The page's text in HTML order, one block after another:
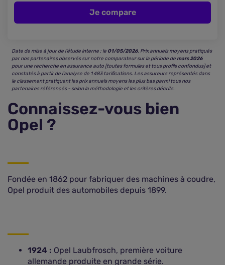
Je compare
Date de mise à jour de l’étude interne : le 01/05/2026. Prix annuels moyens pratiqués
par nos partenaires observés sur notre comparateur sur la période demars 2026
pour une recherche en assurance auto [toutes formules et tous profils confondus] et
constatés à partir de l’analyse de 1 483 tarifications. Les assureurs représentés dans
le classement pratiquent les prix annuels moyens les plus bas parmi tous nos
partenaires référencés - selon la méthodologie et les critères décrits.
Connaissez-vous bien
Opel ?
Fondée en 1862 pour fabriquer des machines à coudre,
Opel produit des automobiles depuis 1899.
1924 : Opel Laubfrosch, première voiture
allemande produite en grande série.